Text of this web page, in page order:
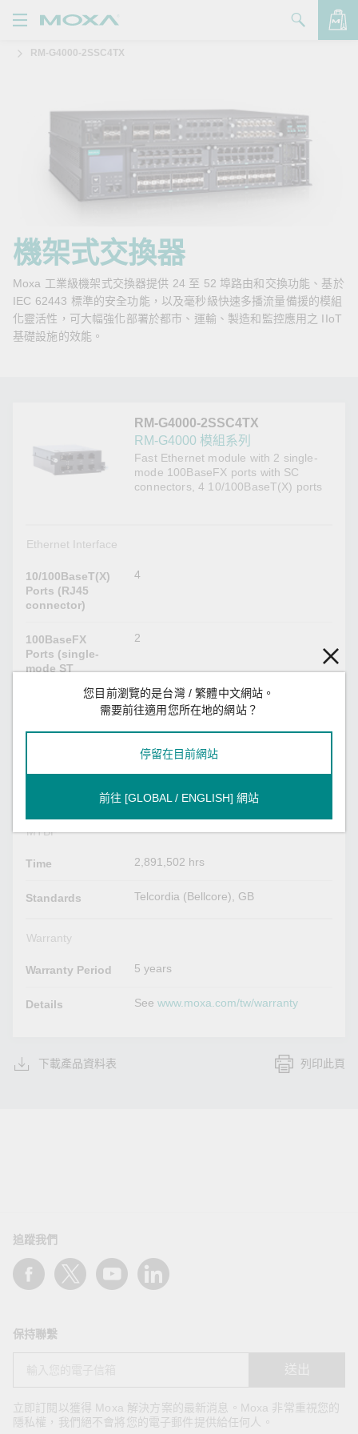
品
絡我們
Zone
Moxa
RM-G4000-2SSC4TX
機架式交換器
Moxa 工業級機架式交換器提供 24 至 52 埠路由和交換功能、基於
IEC 62443 標準的安全功能，以及毫秒級快速多播流量備援的模組
化靈活性，可大幅強化部署於都市、運輸、製造和監控應用之 IIoT
基礎設施的效能。
RM-G4000-2SSC4TX
RM-G4000 模組系列
Fast Ethernet module with 2 single-
mode 100BaseFX ports with SC
connectors, 4 10/100BaseT(X) ports
Ethernet Interface
10/100BaseT(X)
Ports (RJ45
connector)
4
100BaseFX
Ports (single-
mode ST
2
Read more
Physical Characteristics
MTBF
Time 2,891,502 hrs
Standards Telcordia (Bellcore), GB
Warranty
Warranty Period 5 years
Details Seewww.moxa.com/tw/warranty
下載產品資料表 列印此頁
追蹤我們
保持聯繫
立即訂閱以獲得 Moxa 解決方案的最新消息。Moxa 非常重視您的
隱私權，我們絕不會將您的電子郵件提供給任何人。
您目前瀏覽的是台灣 / 繁體中文網站。
需要前往適用您所在地的網站？
停留在目前網站
前往 [GLOBAL / ENGLISH] 網站